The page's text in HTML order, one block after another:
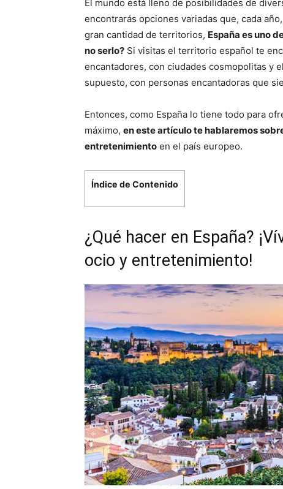
El mundo está lleno de posibilidades de
encontrarás opciones variadas que, cada
gran cantidad de territorios, España es uno
no serlo? Si visitas el territorio español te
encantadores, con ciudades cosmopolitas y
supuesto, con personas encantadoras que
Entonces, como España lo tiene todo para
máximo, en este artículo te hablaremos
entretenimiento en el país europeo.
Índice de Contenido
¿Qué hacer en España?
ocio y entretenimiento!